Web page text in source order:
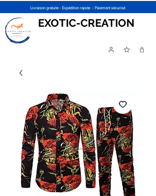
Livraison gratuite - Expédition rapide - Paiement sécurisé
EXOTIC-CREATION